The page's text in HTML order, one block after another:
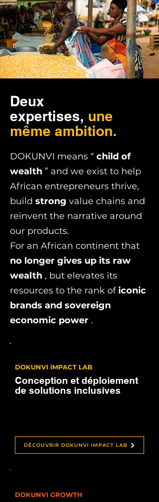
Deux
expertises, une
même ambition.
DOKUNVI means “ child of
wealth ” and we exist to help
African entrepreneurs thrive,
build strong value chains and
reinvent the narrative around
our products.
For an African continent that
no longer gives up its raw
wealth , but elevates its
resources to the rank of iconic
brands and sovereign
economic power .
DOKUNVI IMPACT LAB
Conception et déploiement
de solutions inclusives
DÉCOUVRIR DOKUNVI IMPACT LAB
DOKUNVI GROWTH